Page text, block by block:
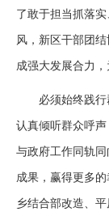
了敢于担当抓落
风，新区干部团
成强大发展合力
必须始终践行群
认真倾听群众呼
与政府工作同轨
成果，赢得更多
乡结合部改造、